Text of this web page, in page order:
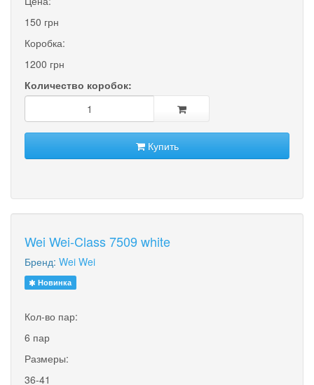
150 грн
Коробка:
1200 грн
Количество коробок:
Купить
Wei Wei-Class 7509 white
Бренд: Wei Wei
Новинка
Кол-во пар:
6 пар
Размеры:
36-41